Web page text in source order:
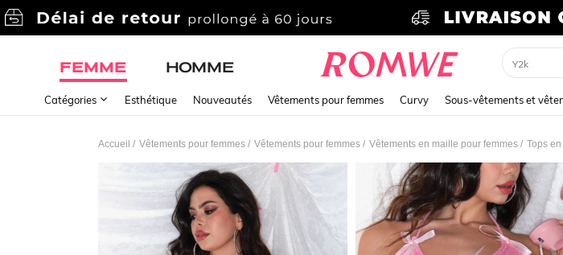
FEMME HOMME Hoodie
Catégories Esthétique Nouveautés Vêtements pour femmes Curvy Sous-vêtements et
Accueil / Vêtements pour femmes / Vêtements pour femmes / Vêtements en maille pour femmes / Tops